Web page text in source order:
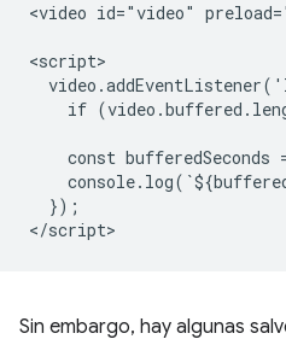
<video id="video"
<script>
if
const bufferedSeconds
  });
Sin embargo, hay algunas